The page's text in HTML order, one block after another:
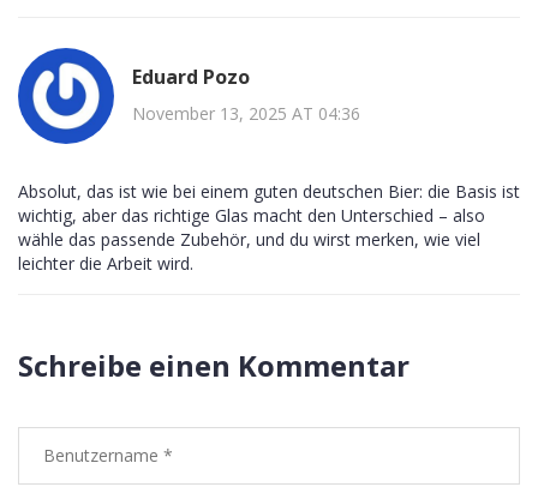
Eduard Pozo
November 13, 2025 AT 04:36
Absolut, das ist wie bei einem guten deutschen Bier: die Basis ist
wichtig, aber das richtige Glas macht den Unterschied – also
wähle das passende Zubehör, und du wirst merken, wie viel
leichter die Arbeit wird.
Schreibe einen Kommentar